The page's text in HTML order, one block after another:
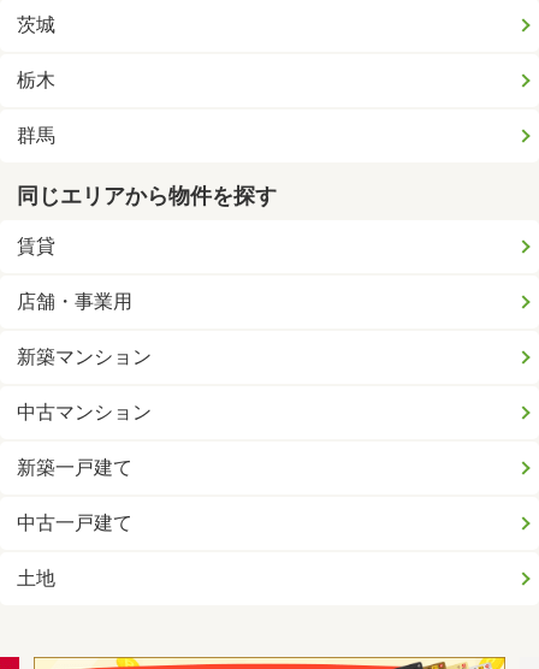
茨城
栃木
群馬
同じエリアから物件を探す
賃貸
店舗・事業用
新築マンション
中古マンション
新築一戸建て
中古一戸建て
土地